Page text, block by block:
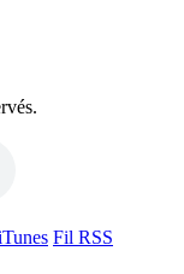
Fil RSS